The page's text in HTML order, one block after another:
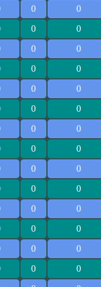
0
0
0
0
0
0
0
0
0
0
0
0
0
0
0
0
0
0
0
0
0
0
0
0
0
0
0
0